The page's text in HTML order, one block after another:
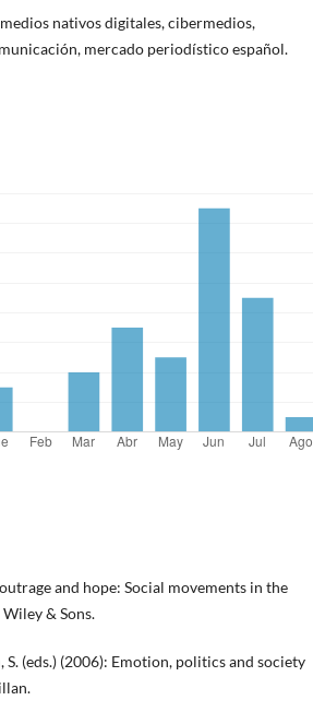
nativos digitales, cibermedios,
mercado periodístico español.
and hope: Social movements in the
& Sons.
S. (eds.) (2006): Emotion, politics and society